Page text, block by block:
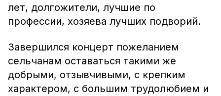
лет, долгожители, лучшие по
профессии, хозяева лучших подворий.
Завершился концерт пожеланием
сельчанам оставаться такими же
добрыми, отзывчивыми, с крепким
характером, с большим трудолюбием и